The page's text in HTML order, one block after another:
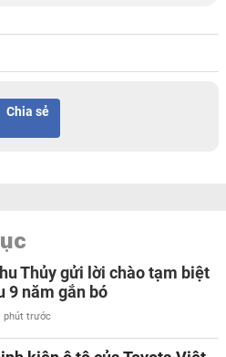
Chia sẻ
Thủy gửi lời chào tạm biệt
9 năm gắn bó
phút trước